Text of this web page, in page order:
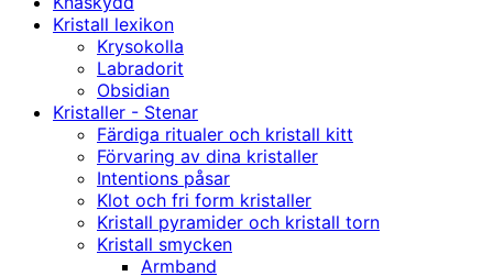
Kristall lexikon
Krysokolla
Labradorit
Obsidian
Kristaller - Stenar
Färdiga ritualer och kristall kitt
Förvaring av dina kristaller
Intentions påsar
Klot och fri form kristaller
Kristall pyramider och kristall torn
Kristall smycken
Armband